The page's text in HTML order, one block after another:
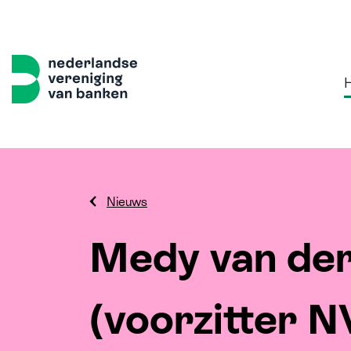
Sterk,
Nieuws
Medy van
(voorzitter